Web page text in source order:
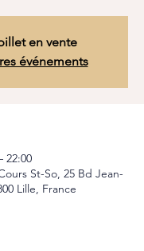
en vente
événements
22:00
St-So, 25 Bd Jean-
Lille, France